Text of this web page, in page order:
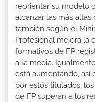
reorientar su modelo
alcanzar las más altas
también según el
Profesional mejora la
formativos de FP
a la media.
está aumentando, así
por estos titulados:
de FP superan a los